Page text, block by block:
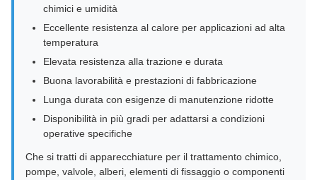
chimici e umidità
Eccellente resistenza al calore per applicazioni ad alta
temperatura
Elevata resistenza alla trazione e durata
Buona lavorabilità e prestazioni di fabbricazione
Lunga durata con esigenze di manutenzione ridotte
Disponibilità in più gradi per adattarsi a condizioni
operative specifiche
Che si tratti di apparecchiature per il trattamento chimico,
pompe, valvole, alberi, elementi di fissaggio o componenti